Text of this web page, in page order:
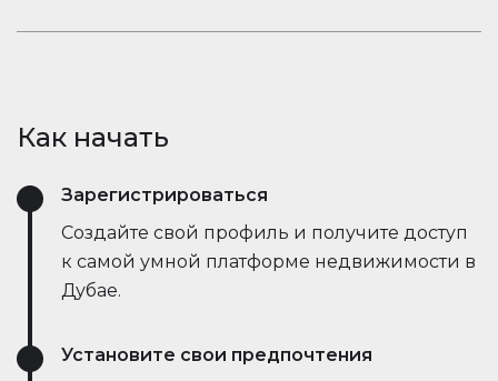
делая сделки быстрее и эффективнее, чем
приложениями. Задавайте вопросы, делитесь
режиме реального времени — всё в одном
месте.
Как начать
Зарегистрироваться
Создайте свой профиль и получите доступ
к самой умной платформе недвижимости в
Дубае.
Установите свои предпочтения